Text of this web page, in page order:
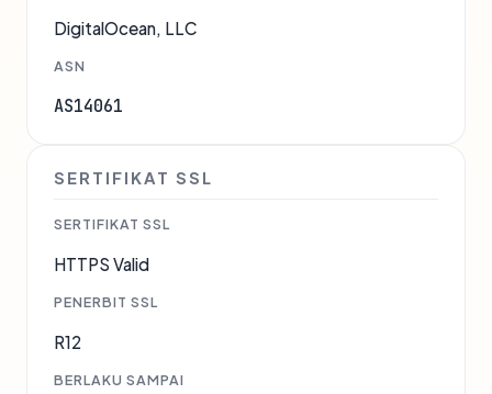
DigitalOcean, LLC
ASN
AS14061
SERTIFIKAT SSL
SERTIFIKAT SSL
HTTPS Valid
PENERBIT SSL
R12
BERLAKU SAMPAI